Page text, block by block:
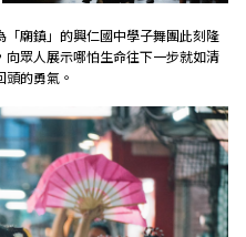
廟鎮」的興仁國中學子舞團此刻隆
眾人展示哪怕生命往下一步就如清
的勇氣。